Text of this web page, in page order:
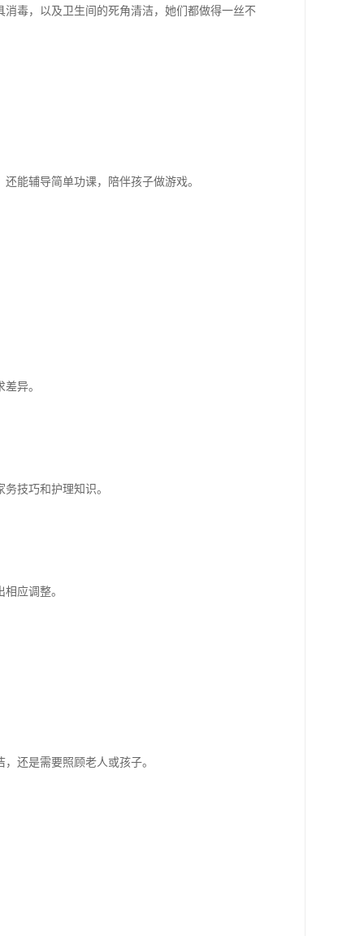
毒，以及卫生间的死角清洁，她们都做得一丝不
能辅导简单功课，陪伴孩子做游戏。
异。
技巧和护理知识。
应调整。
还是需要照顾老人或孩子。